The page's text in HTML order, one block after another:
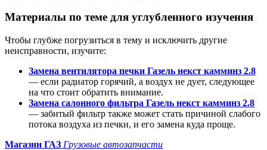
Материалы по теме для углубленного изучения
Чтобы глубже погрузиться в тему и исключить другие
неисправности, изучите:
Замена вентилятора печки Газель некст камминз 2.8
— если радиатор горячий, а воздух не дует, следующее
на что стоит обратить внимание.
Замена салонного фильтра Газель некст камминз 2.8
— забитый фильтр также может стать причиной слабого
потока воздуха из печки, и его замена куда проще.
Магазин ГАЗ Грузовые автозапчасти